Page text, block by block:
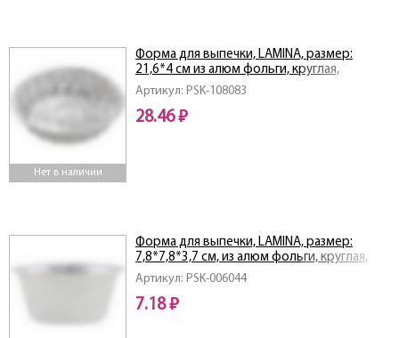
Нет в наличии
Артикул: PSK-108083
Форма для выпечки, LAMINA, размер:
21,6*4 см из алюм фольги, круглая,
одноразовая
28.46 ₽
Артикул: PSK-006044
Форма для выпечки, LAMINA, размер:
7,8*7,8*3,7 см, из алюм фольги, круглая,
одноразовая_упаковка 50 шт
7.18 ₽